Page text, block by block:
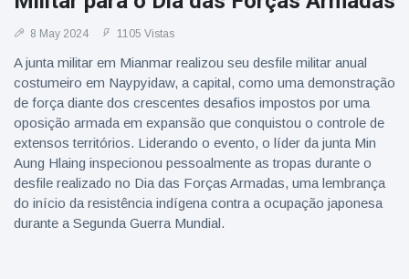
8 May 2024 1105 Vistas
A junta militar em Mianmar realizou seu desfile militar anual
costumeiro em Naypyidaw, a capital, como uma demonstração
de força diante dos crescentes desafios impostos por uma
oposição armada em expansão que conquistou o controle de
extensos territórios. Liderando o evento, o líder da junta Min
Aung Hlaing inspecionou pessoalmente as tropas durante o
desfile realizado no Dia das Forças Armadas, uma lembrança
do início da resistência indígena contra a ocupação japonesa
durante a Segunda Guerra Mundial.